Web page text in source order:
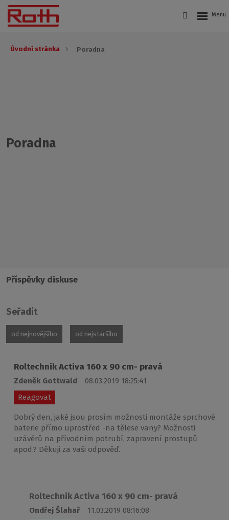
Úvodní stránka Poradna
Poradna
Příspěvky diskuse
Seřadit
od nejnovějšího od nejstaršího
Roltechnik Activa 160 x 90 cm- pravá
Zdeněk Gottwald
08.03.2019 18:25:41
Reagovat
Dobrý den, jaké jsou prosím možnosti montáže sprchové
baterie přímo uprostřed -na tělese vany? Možnosti
uzávěrů na přívodním potrubí, zapravení prostupů
apod.? Děkuji za vaši odpověď.
Roltechnik Activa 160 x 90 cm- pravá
Ondřej Šlahař
11.03.2019 08:16:08